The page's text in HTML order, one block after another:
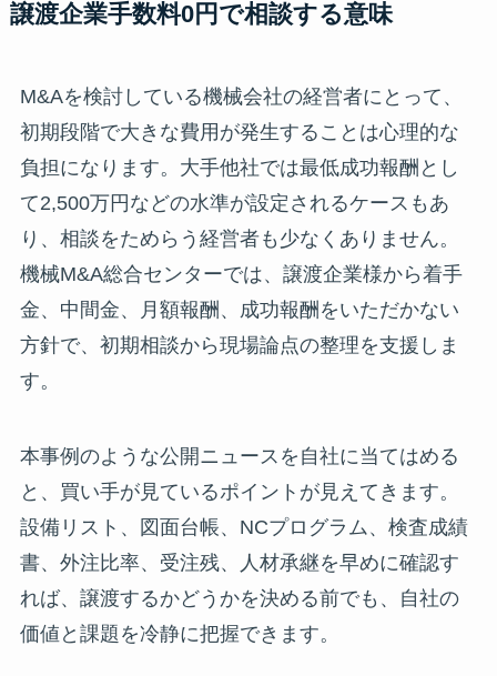
譲渡企業手数料0円で相談する意味
M&Aを検討している機械会社の経営者にとって、
初期段階で大きな費用が発生することは心理的な
負担になります。大手他社では最低成功報酬とし
て2,500万円などの水準が設定されるケースもあ
り、相談をためらう経営者も少なくありません。
機械M&A総合センターでは、譲渡企業様から着手
金、中間金、月額報酬、成功報酬をいただかない
方針で、初期相談から現場論点の整理を支援しま
す。
本事例のような公開ニュースを自社に当てはめる
と、買い手が見ているポイントが見えてきます。
設備リスト、図面台帳、NCプログラム、検査成績
書、外注比率、受注残、人材承継を早めに確認す
れば、譲渡するかどうかを決める前でも、自社の
価値と課題を冷静に把握できます。